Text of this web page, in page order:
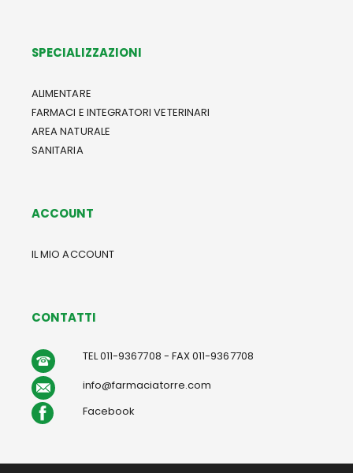
SPECIALIZZAZIONI
ALIMENTARE
FARMACI E INTEGRATORI VETERINARI
AREA NATURALE
SANITARIA
ACCOUNT
IL MIO ACCOUNT
CONTATTI
TEL 011-9367708 - FAX 011-9367708
info@farmaciatorre.com
Facebook